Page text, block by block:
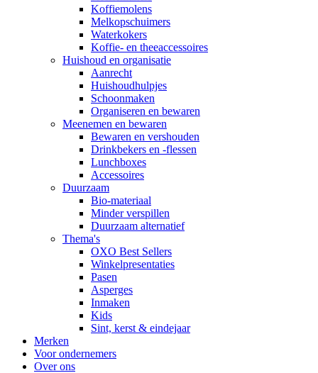
Koffiemolens
Melkopschuimers
Waterkokers
Koffie- en theeaccessoires
Huishoud en organisatie
Aanrecht
Huishoudhulpjes
Schoonmaken
Organiseren en bewaren
Meenemen en bewaren
Bewaren en vershouden
Drinkbekers en -flessen
Lunchboxes
Accessoires
Duurzaam
Bio-materiaal
Minder verspillen
Duurzaam alternatief
Thema's
OXO Best Sellers
Winkelpresentaties
Pasen
Asperges
Inmaken
Kids
Sint, kerst & eindejaar
Merken
Voor ondernemers
Over ons